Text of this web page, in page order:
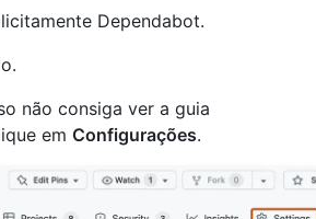
Dependabot.
não consiga ver a guia
em Configurações.